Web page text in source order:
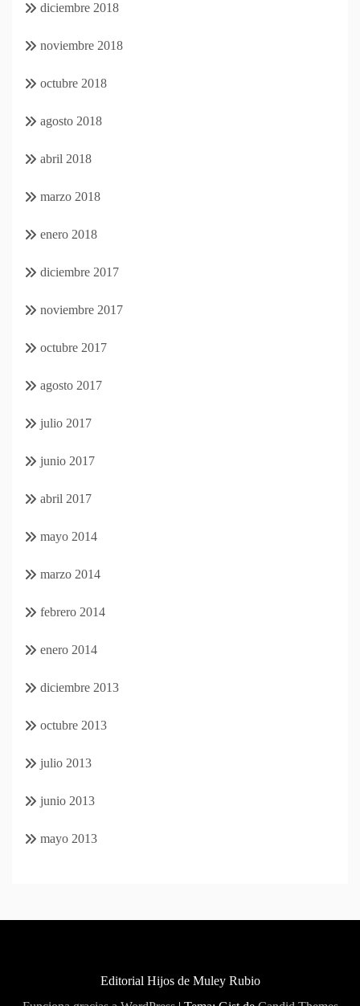
diciembre 2018
noviembre 2018
octubre 2018
agosto 2018
abril 2018
marzo 2018
enero 2018
diciembre 2017
noviembre 2017
octubre 2017
agosto 2017
julio 2017
junio 2017
abril 2017
mayo 2014
marzo 2014
febrero 2014
enero 2014
diciembre 2013
octubre 2013
julio 2013
junio 2013
mayo 2013
Editorial Hijos de Muley Rubio